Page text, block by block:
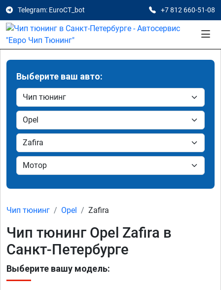
Telegram: EuroCT_bot +7 812 660-51-08
Выберите ваш авто:
Чип тюнинг Opel Zafira
Чип тюнинг Opel Zafira в
Санкт-Петербурге
Выберите вашу модель: